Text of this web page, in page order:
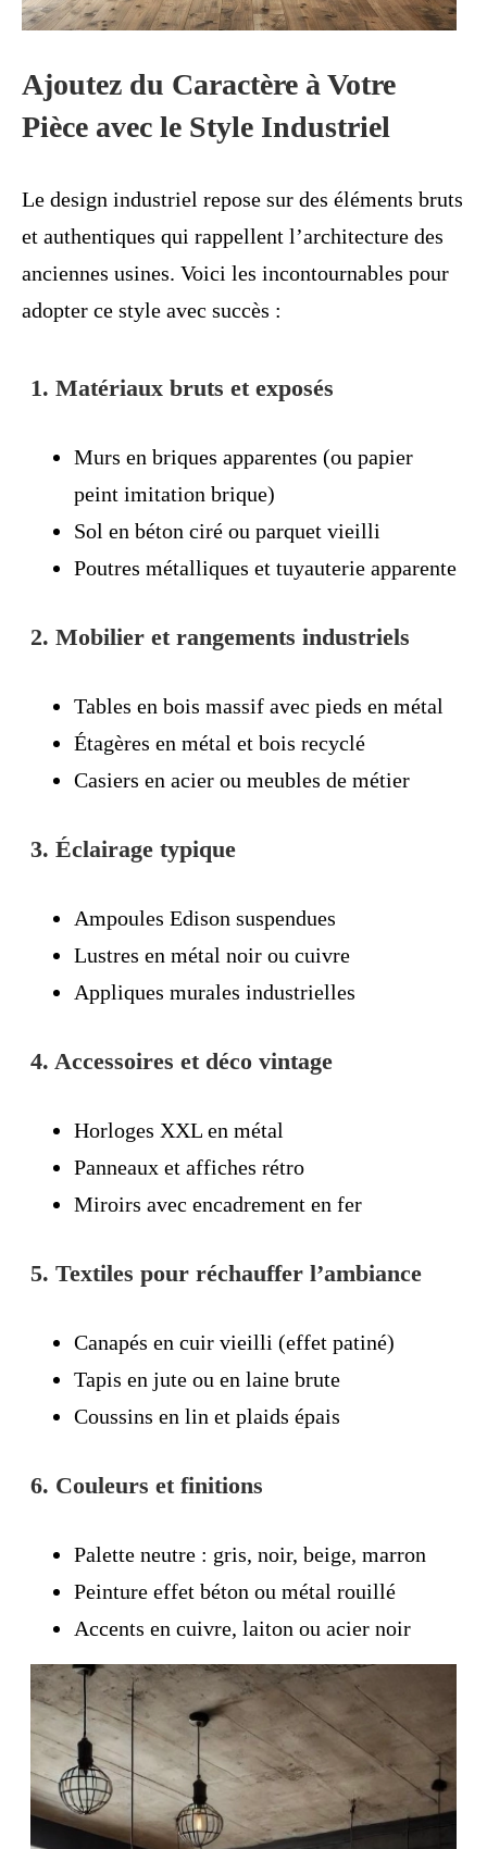
Ajoutez du Caractère à Votre
Pièce avec le Style Industriel
Le design industriel repose sur des éléments bruts
et authentiques qui rappellent l’architecture des
anciennes usines. Voici les incontournables pour
adopter ce style avec succès :
1. Matériaux bruts et exposés
Murs en briques apparentes (ou papier
peint imitation brique)
Sol en béton ciré ou parquet vieilli
Poutres métalliques et tuyauterie apparente
2. Mobilier et rangements industriels
Tables en bois massif avec pieds en métal
Étagères en métal et bois recyclé
Casiers en acier ou meubles de métier
3. Éclairage typique
Ampoules Edison suspendues
Lustres en métal noir ou cuivre
Appliques murales industrielles
4. Accessoires et déco vintage
Horloges XXL en métal
Panneaux et affiches rétro
Miroirs avec encadrement en fer
5. Textiles pour réchauffer l’ambiance
Canapés en cuir vieilli (effet patiné)
Tapis en jute ou en laine brute
Coussins en lin et plaids épais
6. Couleurs et finitions
Palette neutre : gris, noir, beige, marron
Peinture effet béton ou métal rouillé
Accents en cuivre, laiton ou acier noir